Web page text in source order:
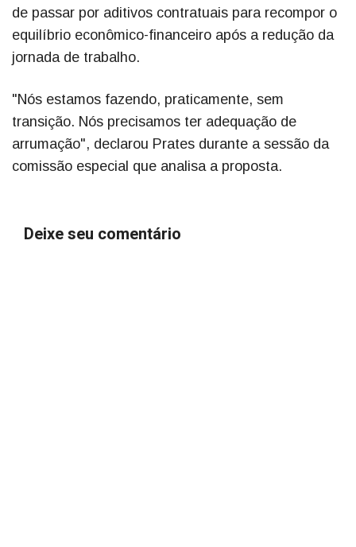
de passar por aditivos contratuais para recompor o
equilíbrio econômico-financeiro após a redução da
jornada de trabalho.
"Nós estamos fazendo, praticamente, sem
transição. Nós precisamos ter adequação de
arrumação", declarou Prates durante a sessão da
comissão especial que analisa a proposta.
Deixe seu comentário